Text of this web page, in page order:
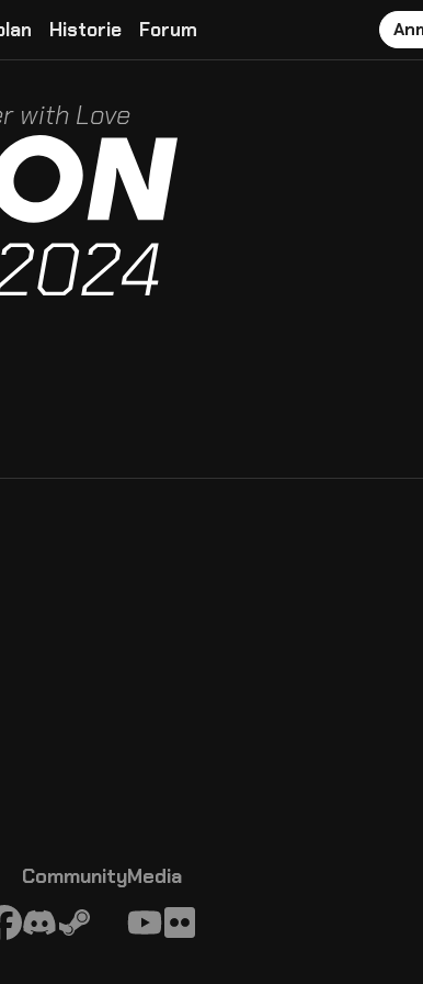
Historie Forum
with Love
CommunityMedia